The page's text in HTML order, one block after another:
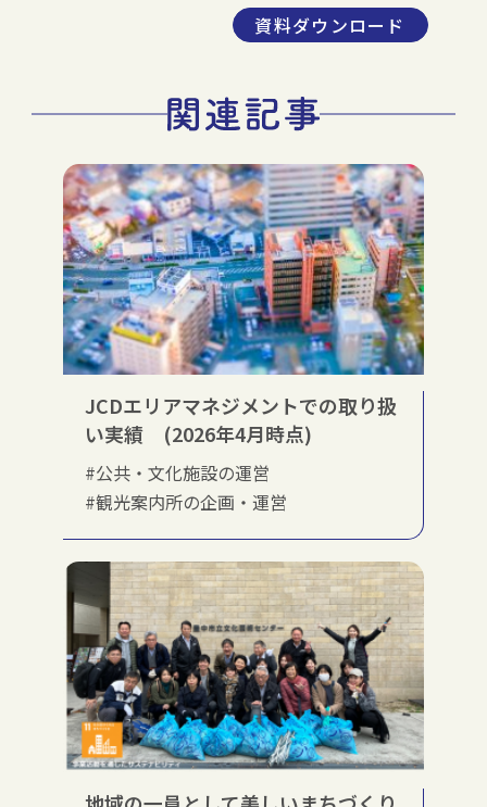
資料ダウンロード
JCDエリアマネジメントでの取り扱
い実績 (2026年4月時点)
#公共・文化施設の運営
#観光案内所の企画・運営